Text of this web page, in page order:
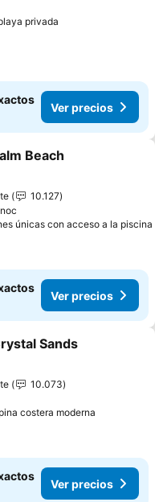
privada
Ver precios
a favoritos
Beach
10.127
únicas con acceso a la piscina
Ver precios
a favoritos
Sands
10.073
costera moderna
Ver precios